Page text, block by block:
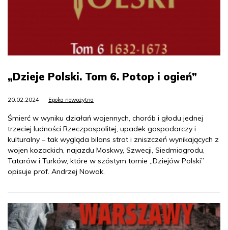
„Dzieje Polski. Tom 6. Potop i ogień”
20.02.2024 Epoka nowożytna
Śmierć w wyniku działań wojennych, chorób i głodu jednej
trzeciej ludności Rzeczpospolitej, upadek gospodarczy i
kulturalny – tak wygląda bilans strat i zniszczeń wynikających z
wojen kozackich, najazdu Moskwy, Szwecji, Siedmiogrodu,
Tatarów i Turków, które w szóstym tomie „Dziejów Polski”
opisuje prof. Andrzej Nowak.